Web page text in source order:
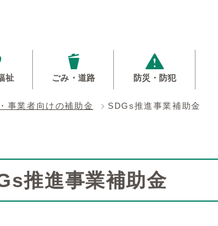
祉 ごみ・道路 防災・防犯
事業者向けの補助金 SDGs推進事業補助金
推進事業補助金